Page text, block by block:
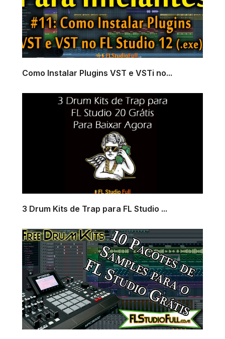
Como Instalar Plugins VST e VSTi no...
3 Drum Kits de Trap para FL Studio ...